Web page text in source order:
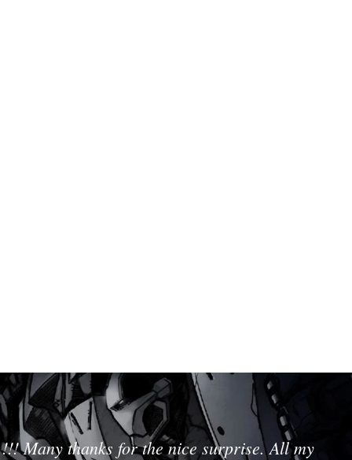
Many thanks for the nice surprise. All my